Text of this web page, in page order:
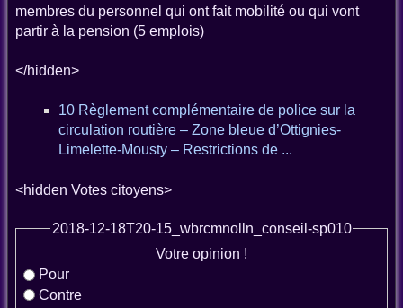
membres du personnel qui ont fait mobilité ou qui vont
partir à la pension (5 emplois)
</hidden>
10 Règlement complémentaire de police sur la
circulation routière – Zone bleue d’Ottignies-
Limelette-Mousty – Restrictions de ...
<hidden Votes citoyens>
2018-12-18T20-15_wbrcmnolln_conseil-sp010
Votre opinion !
Pour
Contre